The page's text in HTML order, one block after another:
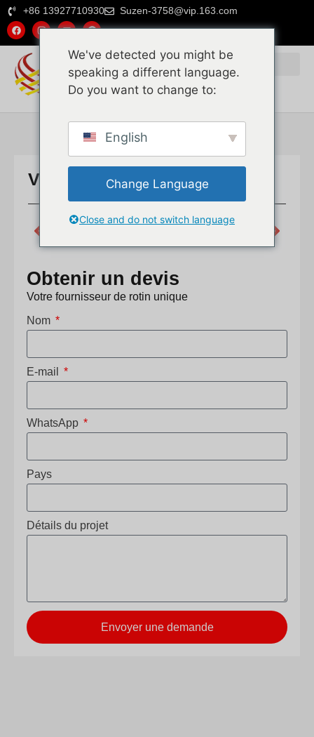
+86 13927710930 Suzen-3758@vip.163.com
Vannerie en rotin en gros
PRÉCÉDENT SUIVANT
Obtenir un devis
Votre fournisseur de rotin unique
Nom
E-mail
WhatsApp
Pays
Détails du projet
Envoyer une demande
We've detected you might be
speaking a different language.
Do you want to change to:
English
Change Language
Close and do not switch language